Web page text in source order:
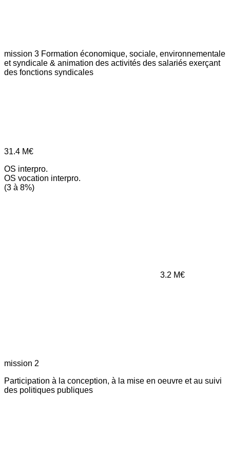
mission 3 Formation économique, sociale, environnementale
et syndicale & animation des activités des salariés exerçant
des fonctions syndicales
31.4 M€
OS interpro.
OS vocation interpro.
(3 à 8%)
3.2 M€
mission 2
Participation à la conception, à la mise en oeuvre et au suivi
des politiques publiques